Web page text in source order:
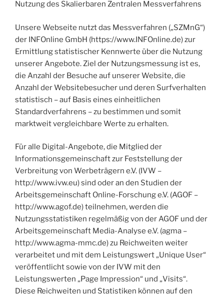
Nutzung des Skalierbaren Zentralen Messverfahrens
Unsere Webseite nutzt das Messverfahren („SZMnG“)
der INFOnline GmbH (https://www.INFOnline.de) zur
Ermittlung statistischer Kennwerte über die Nutzung
unserer Angebote. Ziel der Nutzungsmessung ist es,
die Anzahl der Besuche auf unserer Website, die
Anzahl der Websitebesucher und deren Surfverhalten
statistisch – auf Basis eines einheitlichen
Standardverfahrens – zu bestimmen und somit
marktweit vergleichbare Werte zu erhalten.
Für alle Digital-Angebote, die Mitglied der
Informationsgemeinschaft zur Feststellung der
Verbreitung von Werbeträgern e.V. (IVW –
http://www.ivw.eu) sind oder an den Studien der
Arbeitsgemeinschaft Online-Forschung e.V. (AGOF –
http://www.agof.de) teilnehmen, werden die
Nutzungsstatistiken regelmäßig von der AGOF und der
Arbeitsgemeinschaft Media-Analyse e.V. (agma –
http://www.agma-mmc.de) zu Reichweiten weiter
verarbeitet und mit dem Leistungswert „Unique User“
veröffentlicht sowie von der IVW mit den
Leistungswerten „Page Impression“ und „Visits“.
Diese Reichweiten und Statistiken können auf den